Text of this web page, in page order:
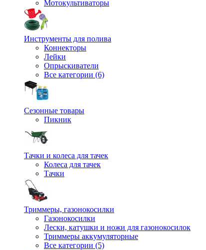
Мотокультиваторы
Инструменты для полива
Коннекторы
Лейки
Опрыскиватели
Все категории (6)
Сезонные товары
Пикник
Тачки и колеса для тачек
Колеса для тачек
Тачки
Триммеры, газонокосилки
Газонокосилки
Лески, катушки и ножи для газонокосилок
Триммеры аккумуляторные
Все категории (5)